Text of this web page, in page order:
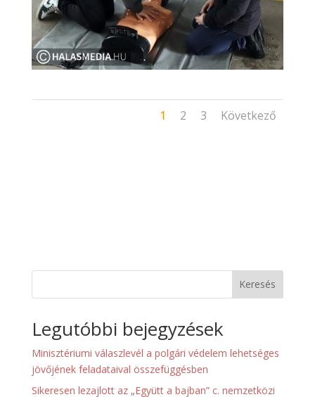
1 2 3 Következő
Keresés
Legutóbbi bejegyzések
Minisztériumi válaszlevél a polgári védelem lehetséges
jövőjének feladataival összefüggésben
Sikeresen lezajlott az „Együtt a bajban” c. nemzetközi